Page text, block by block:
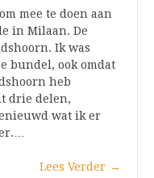
mee te doen aan
in Milaan. De
Ik was
bundel, ook omdat
heb
drie delen,
wat ik er
Lees Verder →